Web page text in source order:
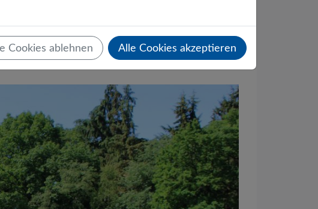
Cookies ablehnen Alle Cookies akzeptieren